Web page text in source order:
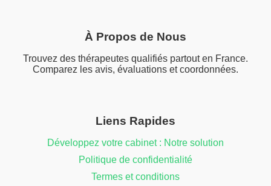
À Propos de Nous
Trouvez des thérapeutes qualifiés partout en France.
Comparez les avis, évaluations et coordonnées.
Liens Rapides
Développez votre cabinet : Notre solution
Politique de confidentialité
Termes et conditions